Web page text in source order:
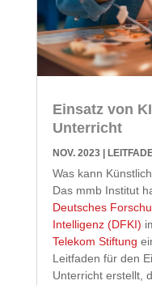
Einsatz von
Unterricht
NOV. 2023|
Was kann
Das mmb Institut
Deutsches
Intelligenz (DFKI)
Telekom Stiftung
Leitfaden für den
Unterricht erstellt,